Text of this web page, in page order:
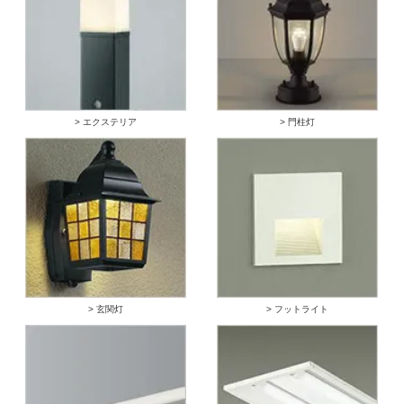
> エクステリア > 門柱灯
> 玄関灯 > フットライト